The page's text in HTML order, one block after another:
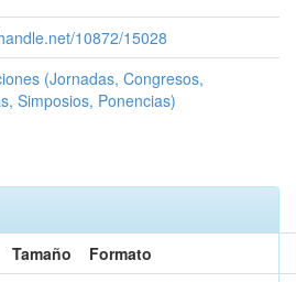
10872/15028
(Jornadas, Congresos,
Simposios, Ponencias)
Tamaño
Formato